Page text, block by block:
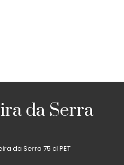
da Serra
da Serra 75 cl PET